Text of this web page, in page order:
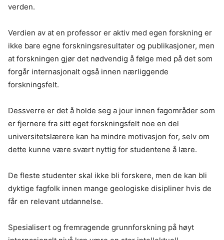
verden.
Verdien av at en professor er aktiv med egen forskning er
ikke bare egne forskningsresultater og publikasjoner, men
at forskningen gjør det nødvendig å følge med på det som
forgår internasjonalt også innen nærliggende
forskningsfelt.
Dessverre er det å holde seg a jour innen fagområder som
er fjernere fra sitt eget forskningsfelt noe en del
universitetslærere kan ha mindre motivasjon for, selv om
dette kunne være svært nyttig for studentene å lære.
De fleste studenter skal ikke bli forskere, men de kan bli
dyktige fagfolk innen mange geologiske disipliner hvis de
får en relevant utdannelse.
Spesialisert og fremragende grunnforskning på høyt